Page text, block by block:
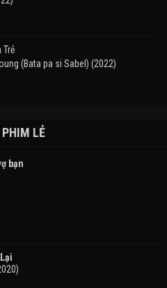
Trẻ
(Bata pa si Sabel) (2022)
Conan 26: Tàu Ngầm Sắt Màu
Black Iron Submarine (2023)
Nobita's Art World Tales (2025)
PHIM LẺ
bạn